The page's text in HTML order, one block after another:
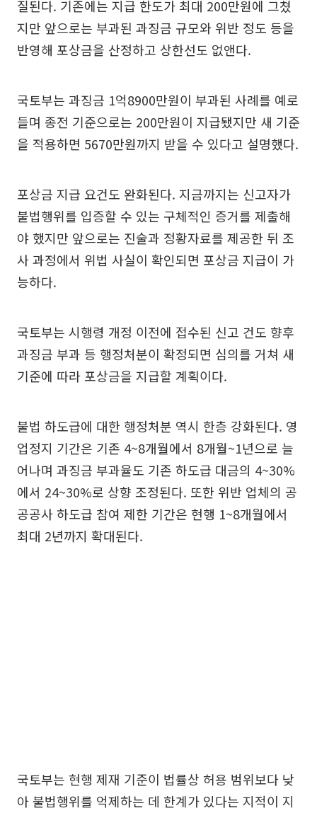
질된다. 기존에는 지급 한도가 최대 200만원에 그쳤
지만 앞으로는 부과된 과징금 규모와 위반 정도 등을
반영해 포상금을 산정하고 상한선도 없앤다.
국토부는 과징금 1억8900만원이 부과된 사례를 예로
들며 종전 기준으로는 200만원이 지급됐지만 새 기준
을 적용하면 5670만원까지 받을 수 있다고 설명했다.
포상금 지급 요건도 완화된다. 지금까지는 신고자가
불법행위를 입증할 수 있는 구체적인 증거를 제출해
야 했지만 앞으로는 진술과 정황자료를 제공한 뒤 조
사 과정에서 위법 사실이 확인되면 포상금 지급이 가
능하다.
국토부는 시행령 개정 이전에 접수된 신고 건도 향후
과징금 부과 등 행정처분이 확정되면 심의를 거쳐 새
기준에 따라 포상금을 지급할 계획이다.
불법 하도급에 대한 행정처분 역시 한층 강화된다. 영
업정지 기간은 기존 4~8개월에서 8개월~1년으로 늘
어나며 과징금 부과율도 기존 하도급 대금의 4~30%
에서 24~30%로 상향 조정된다. 또한 위반 업체의 공
공공사 하도급 참여 제한 기간은 현행 1~8개월에서
최대 2년까지 확대된다.
국토부는 현행 제재 기준이 법률상 허용 범위보다 낮
아 불법행위를 억제하는 데 한계가 있다는 지적이 지